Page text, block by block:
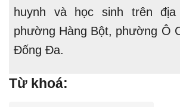
huynh và học sinh trên
phường Hàng Bột, phường Ô
Đống Đa.
Từ khoá: